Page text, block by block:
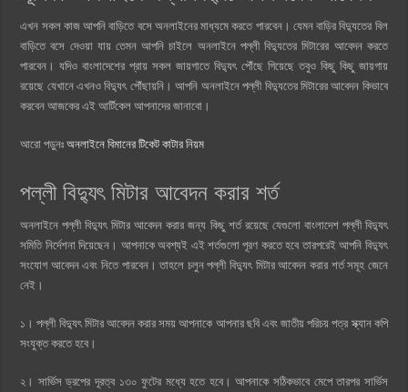
এখন সকল কাজ আপনি বাড়িতে বসে অনলাইনের মাধ্যমে করতে পারবেন। যেমন বাড়ির বিদ্যুতের বিল
বাড়িতে বসে দেওয়া যায় তেমন আপনি চাইলে অনলাইনে পল্লী বিদ্যুতের মিটারের আবেদন করতে
পারবেন। যদিও বাংলাদেশের প্রায় সকল জায়গাতে বিদ্যুৎ পৌঁছে গিয়েছে তবুও কিছু কিছু জায়গায়
রয়েছে যেখানে এখনও বিদ্যুৎ পৌঁছায়নি। আপনি অনলাইনে পল্লী বিদ্যুতের মিটারের আবেদন কিভাবে
করবেন আজকের এই আর্টিকেল আপনাদের জানাবো।
আরো পড়ুনঃঅনলাইনে বিমানের টিকেট কাটার নিয়ম
পল্লী বিদ্যুৎ মিটার আবেদন করার শর্ত
অনলাইনে পল্লী বিদ্যুৎ মিটার আবেদন করার জন্য কিছু শর্ত রয়েছে যেগুলো বাংলাদেশ পল্লী বিদ্যুৎ
সমিতি নির্দেশনা দিয়েছেন। আপনাকে অবশ্যই এই শর্তগুলো পূরণ করতে হবে তারপরেই আপনি বিদ্যুৎ
সংযোগ আবেদন এবং নিতে পারবেন। তাহলে চলুন পল্লী বিদ্যুৎ মিটার আবেদন করার শর্ত সমূহ জেনে
নেই।
১। পল্লী বিদ্যুৎ মিটার আবেদন করার সময় আপনাকে আপনার ছবি এবং জাতীয় পরিচয় পত্র স্ক্যান কপি
সংযুক্ত করতে হবে।
২। সার্ভিস ড্রপের দূরত্ব ১৩০ ফুটের মধ্যে হতে হবে। আপনাকে সঠিকভাবে মেপে তারপর সার্ভিস